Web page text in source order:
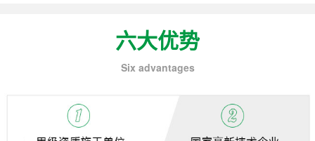
六大优势
Six advantages